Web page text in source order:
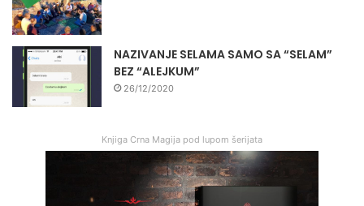
NAZIVANJE SELAMA SAMO SA “SELAM”
BEZ “ALEJKUM”
26/12/2020
Knjiga Crna Magija pod lupom šerijata